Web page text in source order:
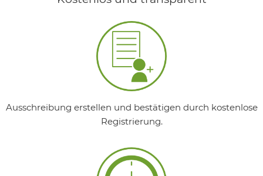
Ausschreibung erstellen und bestätigen durch kostenlose
Registrierung.